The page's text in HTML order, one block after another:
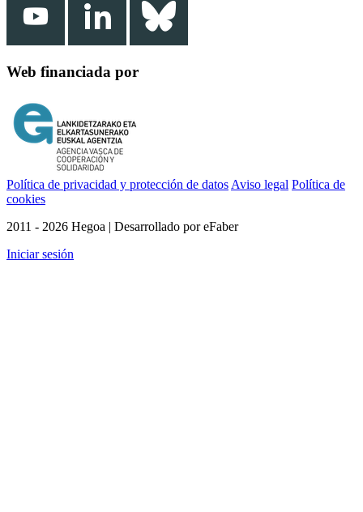
Web financiada por
Política de privacidad y protección de datos Aviso legal Política de
cookies
2011 - 2026 Hegoa | Desarrollado por eFaber
Iniciar sesión